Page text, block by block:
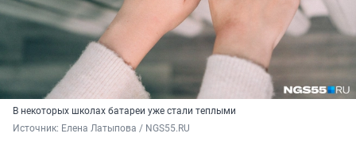
В некоторых школах батареи уже стали теплыми
Источник: Елена Латыпова / NGS55.RU